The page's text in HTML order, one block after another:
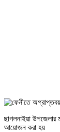
ছাগলনাইয়া উপজেলার
আয়োজন করা হয়